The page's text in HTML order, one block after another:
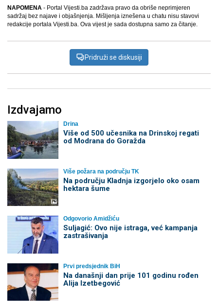
NAPOMENA - Portal Vijesti.ba zadržava pravo da obriše neprimjeren
sadržaj bez najave i objašnjenja. Mišljenja iznešena u chatu nisu stavovi
redakcije portala Vijesti.ba. Ova vijest je sada dostupna samo za čitanje.
Pridruži se diskusiji
Izdvajamo
Drina
Više od 500 učesnika na Drinskoj regati
od Modrana do Goražda
Više požara na području TK
Na području Kladnja izgorjelo oko osam
hektara šume
Odgovorio Amidžiću
Suljagić: Ovo nije istraga, već kampanja
zastrašivanja
Prvi predsjednik BiH
Na današnji dan prije 101 godinu rođen
Alija Izetbegović